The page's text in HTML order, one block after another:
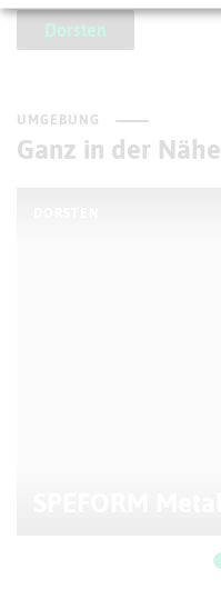
Dorsten
UMGEBUNG
Ganz in der Nähe